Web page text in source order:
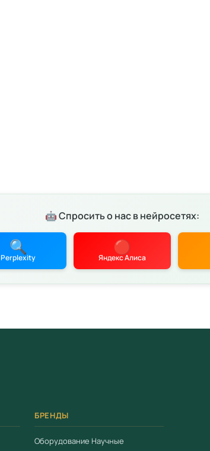
🤖 Спросить о нас в нейросетях:
🔍
Perplexity
🔴
Яндекс Алиса
БРЕНДЫ
Оборудование Научные